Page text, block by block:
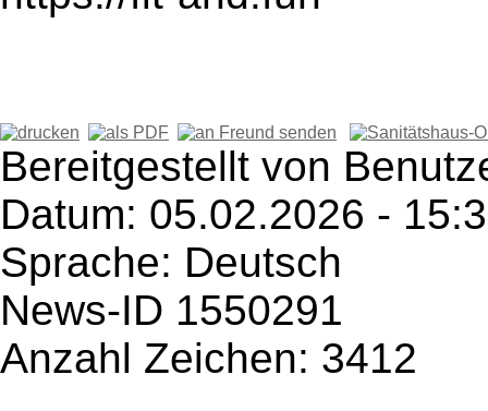
Bereitgestellt von
Datum: 05.02.2026 -
Sprache: Deutsch
News-ID 1550291
Anzahl Zeichen: 3412